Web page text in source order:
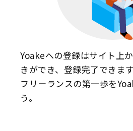
Yoakeへの登録はサイト上
きができ、登録完了できます
フリーランスの第一歩を
う。